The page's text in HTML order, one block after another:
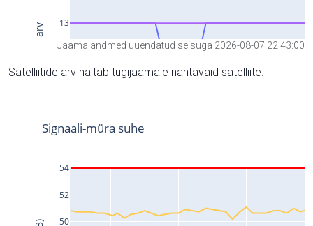
Jaama andmed uuendatud seisuga 2026-08-07 22:43:00
Satelliitide arv näitab tugijaamale nähtavaid satelliite.